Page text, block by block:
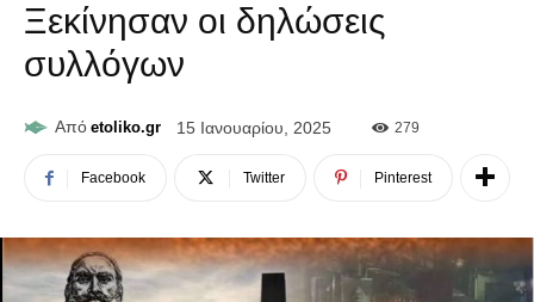
Ξεκίνησαν οι δηλώσεις
συλλόγων
Από etoliko.gr 15 Ιανουαρίου, 2025 279
Facebook Twitter Pinterest